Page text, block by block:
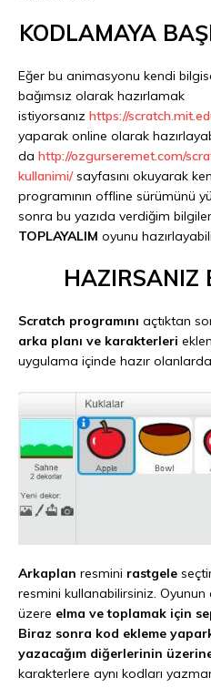
KODLAMAYA
Eğer bu animasyonu kendi
bağımsız olarak hazırlamak
istiyorsanız https://
yaparak online olarak
da http://ozgurseremet.com/
kullanimi/sayfasını okuyarak
programının offline sürümünü
sonra bu yazıda verdiğim
TOPLAYALIM oyunu
HAZIRSANIZ
Scratch programını açtıktan
arka planı ve karakterleri
uygulama içinde hazır
Arkaplan resmini rastgele
resmini kullanabilirsiniz. Oyunun
üzere elma ve toplamak için
Biraz sonra kod ekleme
yazacağım diğerlerinin
karakterlere aynı kodları